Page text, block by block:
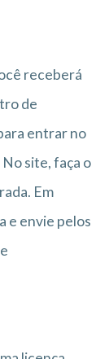
receberá
de
entrar no
site, faça o
Em
e envie pelos